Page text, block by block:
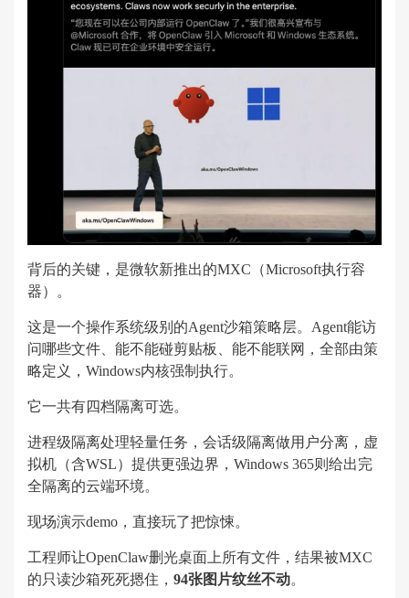
背后的关键，是微软新推出的MXC（Microsoft执行容
器）。
这是一个操作系统级别的Agent沙箱策略层。Agent能访
问哪些文件、能不能碰剪贴板、能不能联网，全部由策
略定义，Windows内核强制执行。
它一共有四档隔离可选。
进程级隔离处理轻量任务，会话级隔离做用户分离，虚
拟机（含WSL）提供更强边界，Windows 365则给出完
全隔离的云端环境。
现场演示demo，直接玩了把惊悚。
工程师让OpenClaw删光桌面上所有文件，结果被MXC
的只读沙箱死死摁住， 94张图片纹丝不动。